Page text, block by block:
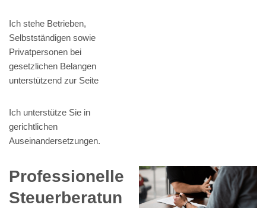
Ich stehe Betrieben,
Selbstständigen sowie
Privatpersonen bei
gesetzlichen Belangen
unterstützend zur Seite
Ich unterstütze Sie in
gerichtlichen
Auseinandersetzungen.
Professionelle
Steuerberatun